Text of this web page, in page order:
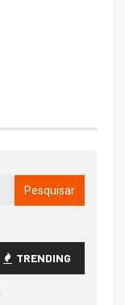
TRENDING